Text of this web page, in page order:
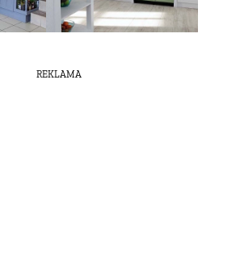
REKLAMA